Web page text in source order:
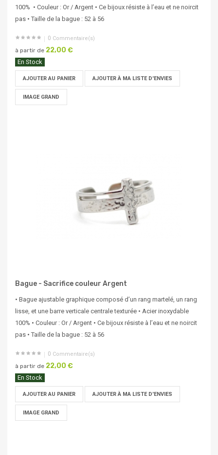
100% • Couleur : Or / Argent • Ce bijoux résiste à l’eau et ne noircit
pas • Taille de la bague : 52 à 56
0 Commentaire(s)
à partir de 22,00 €
En Stock
AJOUTER AU PANIER AJOUTER À MA LISTE D'ENVIES
IMAGE GRAND
Bague - Sacrifice couleur Argent
• Bague ajustable graphique composé d’un rang martelé, un rang
lisse, et une barre verticale centrale texturée • Acier inoxydable
100% • Couleur : Or / Argent • Ce bijoux résiste à l’eau et ne noircit
pas • Taille de la bague : 52 à 56
0 Commentaire(s)
à partir de 22,00 €
En Stock
AJOUTER AU PANIER AJOUTER À MA LISTE D'ENVIES
IMAGE GRAND